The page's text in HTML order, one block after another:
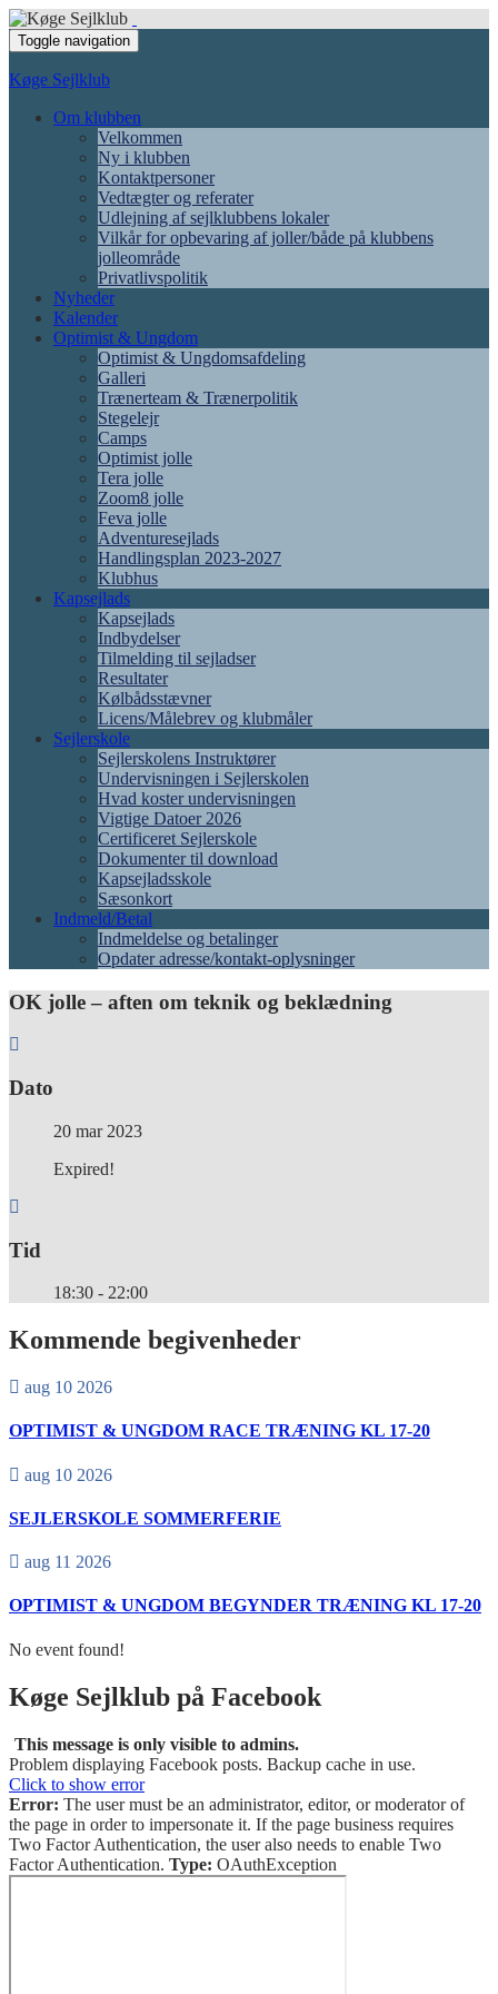
Toggle navigation
Køge Sejlklub
Om klubben
Velkommen
Ny i klubben
Kontaktpersoner
Vedtægter og referater
Udlejning af sejlklubbens lokaler
Vilkår for opbevaring af joller/både på klubbens
jolleområde
Privatlivspolitik
Nyheder
Kalender
Optimist & Ungdom
Optimist & Ungdomsafdeling
Galleri
Trænerteam & Trænerpolitik
Stegelejr
Camps
Optimist jolle
Tera jolle
Zoom8 jolle
Feva jolle
Adventuresejlads
Handlingsplan 2023-2027
Klubhus
Kapsejlads
Kapsejlads
Indbydelser
Tilmelding til sejladser
Resultater
Kølbådsstævner
Licens/Målebrev og klubmåler
Sejlerskole
Sejlerskolens Instruktører
Undervisningen i Sejlerskolen
Hvad koster undervisningen
Vigtige Datoer 2026
Certificeret Sejlerskole
Dokumenter til download
Kapsejladsskole
Sæsonkort
Indmeld/Betal
Indmeldelse og betalinger
Opdater adresse/kontakt-oplysninger
OK jolle – aften om teknik og beklædning
Dato
20 mar 2023
Expired!
Tid
18:30 - 22:00
Kommende begivenheder
aug 10 2026
OPTIMIST & UNGDOM RACE TRÆNING KL 17-20
aug 10 2026
SEJLERSKOLE SOMMERFERIE
aug 11 2026
OPTIMIST & UNGDOM BEGYNDER TRÆNING KL 17-20
No event found!
Køge Sejlklub på Facebook
This message is only visible to admins.
Problem displaying Facebook posts. Backup cache in use.
Click to show error
Error: The user must be an administrator, editor, or moderator of
the page in order to impersonate it. If the page business requires
Two Factor Authentication, the user also needs to enable Two
Factor Authentication. Type: OAuthException